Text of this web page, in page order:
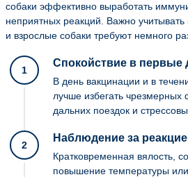
собаки эффективно выработать
неприятных реакций. Важно учитывать
и взрослые собаки требуют немного
1
Спокойствие в первые
В день вакцинации и в
лучше избегать чрезмерных
дальних поездок и
2
Наблюдение за
Кратковременная вялость,
повышение температуры